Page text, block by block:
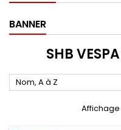
BANNER
SHB
Nom, A à Z